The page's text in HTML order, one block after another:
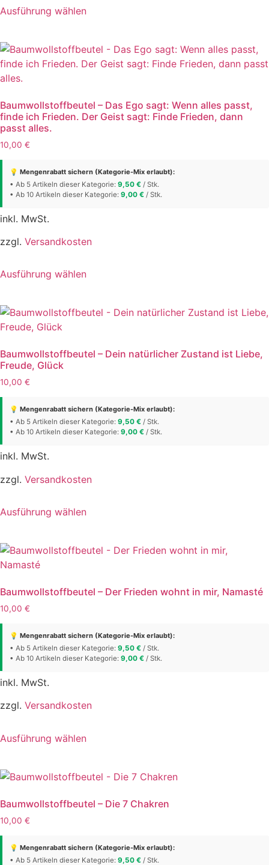
Ausführung wählenProdukt
mehrere
Varianten
Optionen
können
gewählt
werden
Baumwollstoffbeutel – Das Ego sagt: Wenn alles passt,
finde ich Frieden. Der Geist sagt: Finde Frieden, dann
passt alles.
10,00 €
💡 Mengenrabatt sichern (Kategorie-Mix erlaubt):
• Ab 5 Artikeln dieser Kategorie: 9,50 € / Stk.
• Ab 10 Artikeln dieser Kategorie: 9,00 € / Stk.
inkl. MwSt.
zzgl. Versandkosten
Ausführung wählenProdukt
mehrere
Die
der
Produktseite
gewählt
Baumwollstoffbeutel – Dein natürlicher Zustand ist Liebe,
Freude, Glück
10,00 €
💡 Mengenrabatt sichern (Kategorie-Mix erlaubt):
• Ab 5 Artikeln dieser Kategorie: 9,50 € / Stk.
• Ab 10 Artikeln dieser Kategorie: 9,00 € / Stk.
inkl. MwSt.
zzgl. Versandkosten
Ausführung wählenProdukt
mehrere
Die
auf
der
Produktseite
Baumwollstoffbeutel – Der Frieden wohnt in mir, Namasté
10,00 €
💡 Mengenrabatt sichern (Kategorie-Mix erlaubt):
• Ab 5 Artikeln dieser Kategorie: 9,50 € / Stk.
• Ab 10 Artikeln dieser Kategorie: 9,00 € / Stk.
inkl. MwSt.
zzgl. Versandkosten
Ausführung wählenProdukt
mehrere
auf.
können
auf
Baumwollstoffbeutel – Die 7 Chakren
10,00 €
💡 Mengenrabatt sichern (Kategorie-Mix erlaubt):
• Ab 5 Artikeln dieser Kategorie: 9,50 € / Stk.